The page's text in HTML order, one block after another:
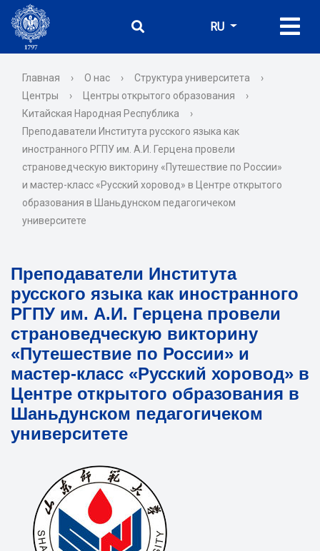
RU
Главная › О нас › Структура университета
›
Центры
› Центры открытого образования
›
Китайская Народная Республика
›
Преподаватели Института русского языка как
иностранного РГПУ им. А.И. Герцена провели
страноведческую викторину «Путешествие по России»
и мастер-класс «Русский хоровод» в Центре открытого
образования в Шаньдунском педагогичеком
университете
Преподаватели Института
русского языка как иностранного
РГПУ им. А.И. Герцена провели
страноведческую викторину
«Путешествие по России» и
мастер-класс «Русский хоровод» в
Центре открытого образования в
Шаньдунском педагогичеком
университете